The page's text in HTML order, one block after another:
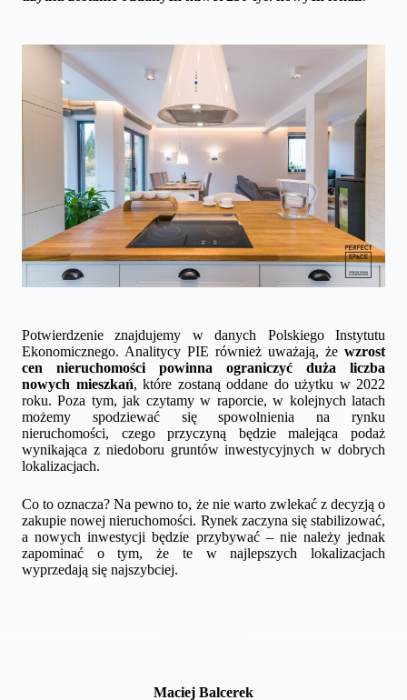
Potwierdzenie znajdujemy w danych Polskiego Instytutu
Ekonomicznego. Analitycy PIE również uważają, że wzrost
cen nieruchomości powinna ograniczyć duża liczba
nowych mieszkań, które zostaną oddane do użytku w 2022
roku. Poza tym, jak czytamy w raporcie, w kolejnych latach
możemy spodziewać się spowolnienia na rynku
nieruchomości, czego przyczyną będzie malejąca podaż
wynikająca z niedoboru gruntów inwestycyjnych w dobrych
lokalizacjach.
Co to oznacza? Na pewno to, że nie warto zwlekać z decyzją o
zakupie nowej nieruchomości. Rynek zaczyna się stabilizować,
a nowych inwestycji będzie przybywać – nie należy jednak
zapominać o tym, że te w najlepszych lokalizacjach
wyprzedają się najszybciej.
Maciej Balcerek